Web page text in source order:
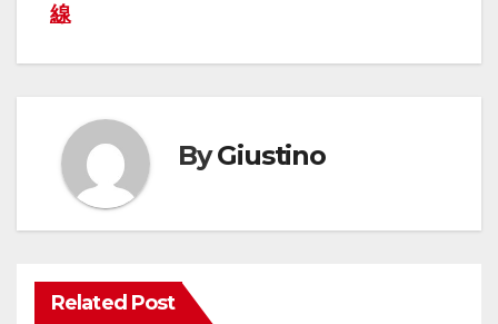
ナ
ビ
ゲ
ー
シ
ン
線
ByGiustino
Related Post